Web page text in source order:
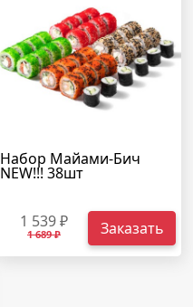
Набор Майами-Бич
NEW!!! 38шт
1 539 ₽
1 689 ₽ Заказать